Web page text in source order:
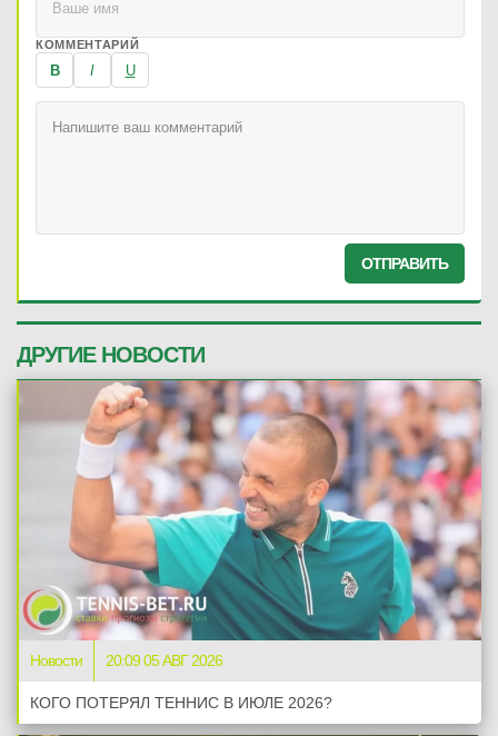
КОММЕНТАРИЙ
B I U
ОТПРАВИТЬ
ДРУГИЕ НОВОСТИ
Новости 20:09 05 АВГ 2026
КОГО ПОТЕРЯЛ ТЕННИС В ИЮЛЕ 2026?